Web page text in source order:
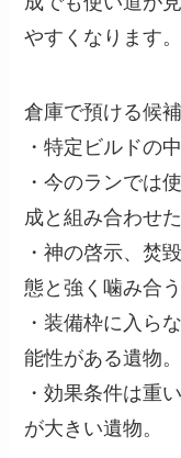
やすくなります。
倉庫で預ける候
・特定ビルドの
・今のランでは
成と組み合わせた
・神の啓示、焚
態と強く噛み合う
・装備枠に入ら
能性がある遺物。
・効果条件は重
が大きい遺物。